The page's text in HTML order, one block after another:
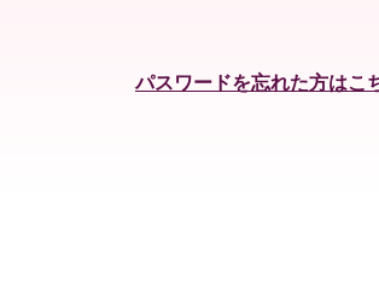
パスワードを忘れた方はこ